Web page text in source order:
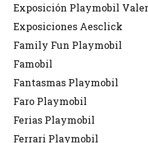
Exposición Playmobil
Exposiciones Aesclick
Family Fun Playmobil
Famobil
Fantasmas Playmobil
Faro Playmobil
Ferias Playmobil
Ferrari Playmobil